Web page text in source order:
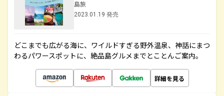
島旅
2023.01.19 発売
どこまでも広がる海に、ワイルドすぎる野外温泉、神話にまつ
わるパワースポットに、絶品島グルメまでとことんご案内。
詳細を見る